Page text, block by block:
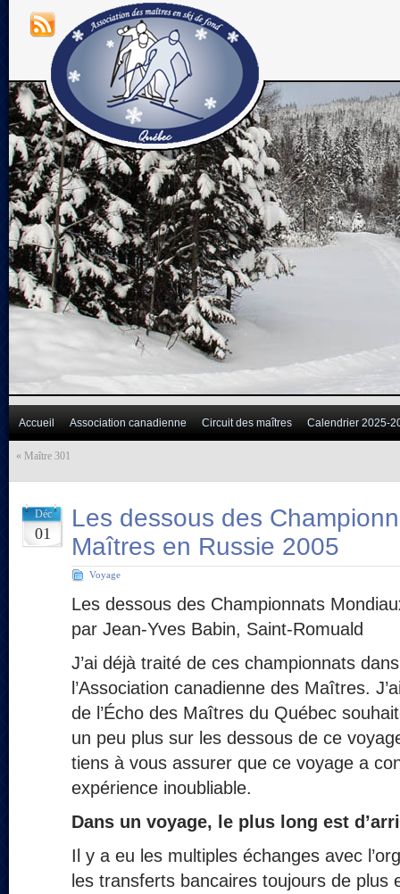
Accueil Association canadienne Circuit des maîtres Calendrier 2025-
« Maître 301
Déc
01
Les dessous des
Maîtres en Russie 2005
Voyage
Les dessous des Championnats
par Jean-Yves Babin, Saint-Romuald
J’ai déjà traité de ces championnats
l’Association canadienne des Maîtres.
de l’Écho des Maîtres du Québec
un peu plus sur les dessous de ce
tiens à vous assurer que ce voyage a
expérience inoubliable.
Dans un voyage, le plus long est
Il y a eu les multiples échanges avec
les transferts bancaires toujours de plus